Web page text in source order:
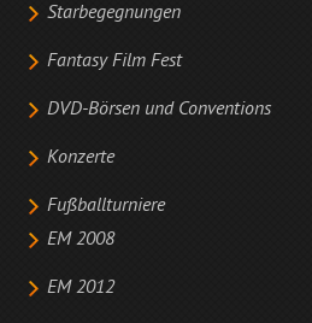
Starbegegnungen
Fantasy Film Fest
DVD-Börsen und Conventions
Konzerte
Fußballturniere
EM 2008
EM 2012